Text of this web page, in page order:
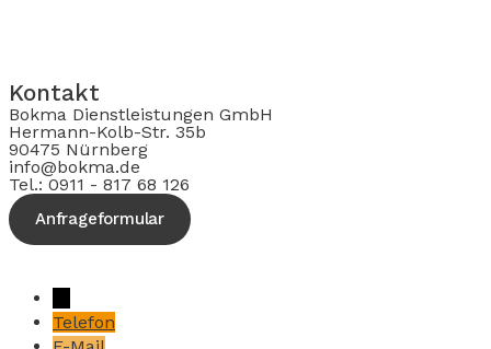
Kontakt
Bokma Dienstleistungen GmbH
Hermann-Kolb-Str. 35b
90475 Nürnberg
info@bokma.de
Tel.: 0911 - 817 68 126
Anfrageformular
Telefon